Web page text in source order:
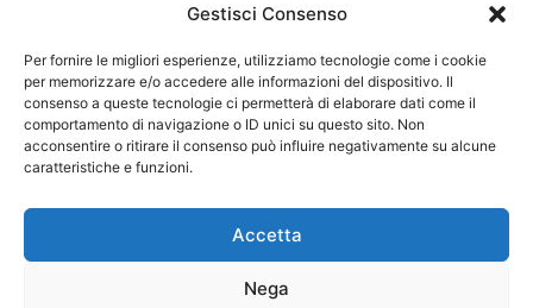
Gestisci Consenso
Per fornire le migliori esperienze, utilizziamo tecnologie come i cookie
per memorizzare e/o accedere alle informazioni del dispositivo. Il
consenso a queste tecnologie ci permetterà di elaborare dati come il
comportamento di navigazione o ID unici su questo sito. Non
acconsentire o ritirare il consenso può influire negativamente su alcune
caratteristiche e funzioni.
Accetta
Nega